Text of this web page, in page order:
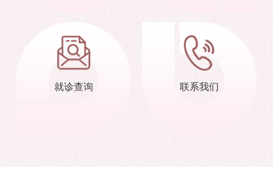
就诊查询 联系我们